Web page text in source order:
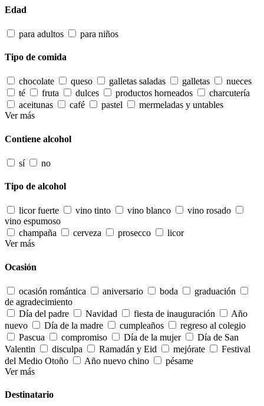
Edad
para adultos para niños
Tipo de comida
chocolate queso galletas saladas galletas
nueces
té
fruta dulces productos horneados
charcutería
aceitunas
café pastel
mermeladas y untables
Ver más
Contiene alcohol
sí no
Tipo de alcohol
licor fuerte vino tinto vino blanco
vino rosado
vino espumoso
champaña
cerveza prosecco
licor
Ver más
Ocasión
ocasión romántica aniversario boda
graduación
de agradecimiento
Día del padre
Navidad fiesta de inauguración
Año
nuevo
Día de la madre cumpleaños
regreso al colegio
Pascua
compromiso Día de la mujer
Día de San
Valentin
disculpa Ramadán y Eid mejórate
Festival
del Medio Otoño
Año nuevo chino
pésame
Ver más
Destinatario